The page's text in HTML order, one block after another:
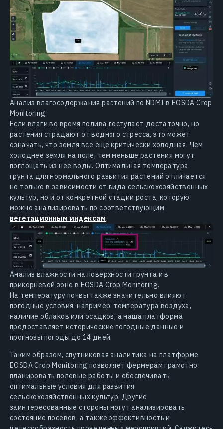
Анализ влагосодержания растений по NDMI в EOSDA Crop
Monitoring.
Если влаги во время полива поступает достаточно, но
растения страдают от водного стресса, это может
означать, что земля все еще критически холодная. Чем
холоднее земля на поле, тем меньше растения могут
поглощать из нее воды. Оптимальная температура
грунта для нормального развития растений отличается
не только в зависимости от вида сельскохозяйственных
культур, но и от конкретной стадии роста, которую
можно анализировать по соответствующим
вегетационным индексам.
Анализ влажности на поверхности грунта и в
прикорневой зоне в EOSDA Crop Monitoring.
На температуру почвы также значительно влияют
погодные условия, например, температура воздуха,
наличие облаков или осадков, а наша платформа
предоставляет исторические погодные данные и
прогнозы погоды до 14 дней.
Таким образом, спутниковая аналитика на платформе
EOSDA Crop Monitoring позволяет фермерам грамотно
планировать полевые работы и обеспечивать
оптимальные условия для развития
сельскохозяйственных культур. Другие
заинтересованные стороны могут анализировать
состояние посевов, а также эффективность и